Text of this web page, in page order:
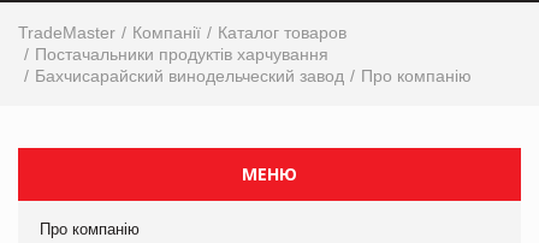
TradeMaster Компанії
Каталог товаров
Постачальники продуктів харчування
Бахчисарайский винодельческий завод
Про компанію
МЕНЮ
Про компанію